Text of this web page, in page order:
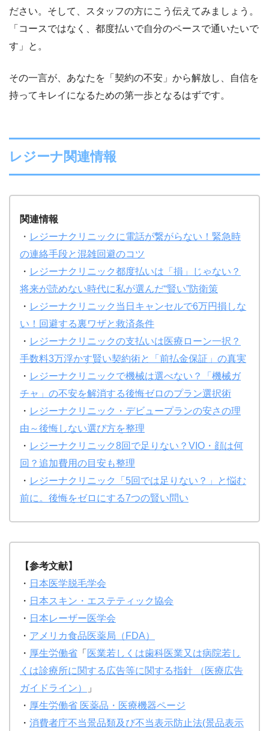
ださい。そして、スタッフの方にこう伝えてみましょう。
「コースではなく、都度払いで自分のペースで通いたいで
す」と。
その一言が、あなたを「契約の不安」から解放し、自信を
持ってキレイになるための第一歩となるはずです。
レジーナ関連情報
関連情報
・ レジーナクリニックに電話が繋がらない！緊急時
の連絡手段と混雑回避のコツ
・ レジーナクリニック都度払いは「損」じゃない？
将来が読めない時代に私が選んだ“賢い”防衛策
・ レジーナクリニック当日キャンセルで6万円損しな
い！回避する裏ワザと救済条件
・ レジーナクリニックの支払いは医療ローン一択？
手数料3万浮かす賢い契約術と「前払金保証」の真実
・ レジーナクリニックで機械は選べない？「機械ガ
チャ」の不安を解消する後悔ゼロのプラン選択術
・ レジーナクリニック・デビュープランの安さの理
由～後悔しない選び方を整理
・ レジーナクリニック8回で足りない？VIO・顔は何
回？追加費用の目安も整理
・ レジーナクリニック「5回では足りない？」と悩む
前に。後悔をゼロにする7つの賢い問い
【参考文献】
・ 日本医学脱毛学会
・ 日本スキン・エステティック協会
・ 日本レーザー医学会
・ アメリカ食品医薬局（FDA）
・ 厚生労働省 「 医業若しくは歯科医業又は病院若し
くは診療所に関する広告等に関する指針 （医療広告
ガイドライン）
」
・ 厚生労働省 医薬品・医療機器ページ
・ 消費者庁不当景品類及び不当表示防止法(景品表示